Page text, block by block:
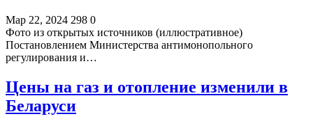
Мар 22, 2024 298 0
Фото из открытых источников (иллюстративное)
Постановлением Министерства антимонопольного
регулирования и…
Цены на газ и отопление изменили в
Беларуси